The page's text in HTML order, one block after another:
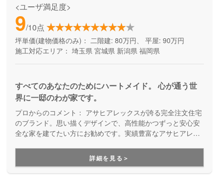
<ユーザ満足度>
9/10点
坪単価(建物価格のみ)： 二階建: 80万円、 平屋: 90万円
施工対応エリア： 埼玉県 宮城県 新潟県 福岡県
すべてのあなたのためにハートメイド。 心が通う世
界に一邸のわが家です。
プロからのコメント： アサヒアレックスが誇る完全注文住宅
のブランド。思い描くデザインで、高性能かつずっと安心安
全な家を建てたい方にお勧めです。実績豊富なアサヒアレッ
トしてくれる、わがままな家づくりが叶います。
詳細を見る＞